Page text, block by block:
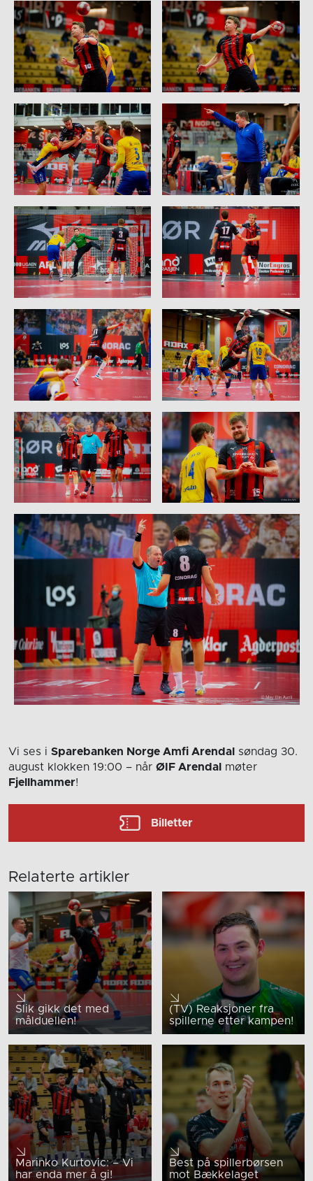
Vi ses i Sparebanken Norge Amfi Arendal
søndag 30.
august klokken 19:00 – når ØIF Arendal
møter
Fjellhammer!
Billetter
Relaterte artikler
Slik gikk det med
målduellen!
(TV) Reaksjoner fra
spillerne etter kampen!
Marinko Kurtovic: – Vi
har enda mer å gi!
Best på spillerbørsen
mot Bækkelaget